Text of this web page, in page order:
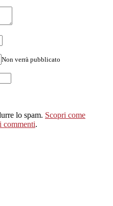
Non verrà pubblicato
lo spam. Scopri come
commenti.